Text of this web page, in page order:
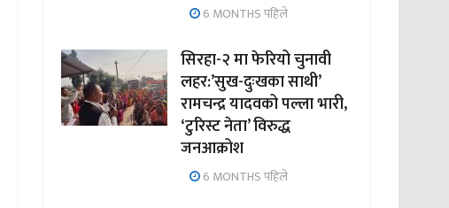
6 MONTHS पहिले
सिरहा-२ मा फेरियो चुनावी
लहर:’सुख-दुःखका साथी’
रामचन्द्र यादवको पल्ला भारी,
‘टुरिस्ट नेता’ विरुद्ध
जनआक्रोश
6 MONTHS पहिले